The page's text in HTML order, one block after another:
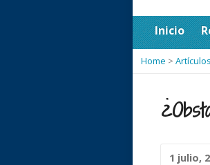
Inicio
Home > Artículos
1 julio,